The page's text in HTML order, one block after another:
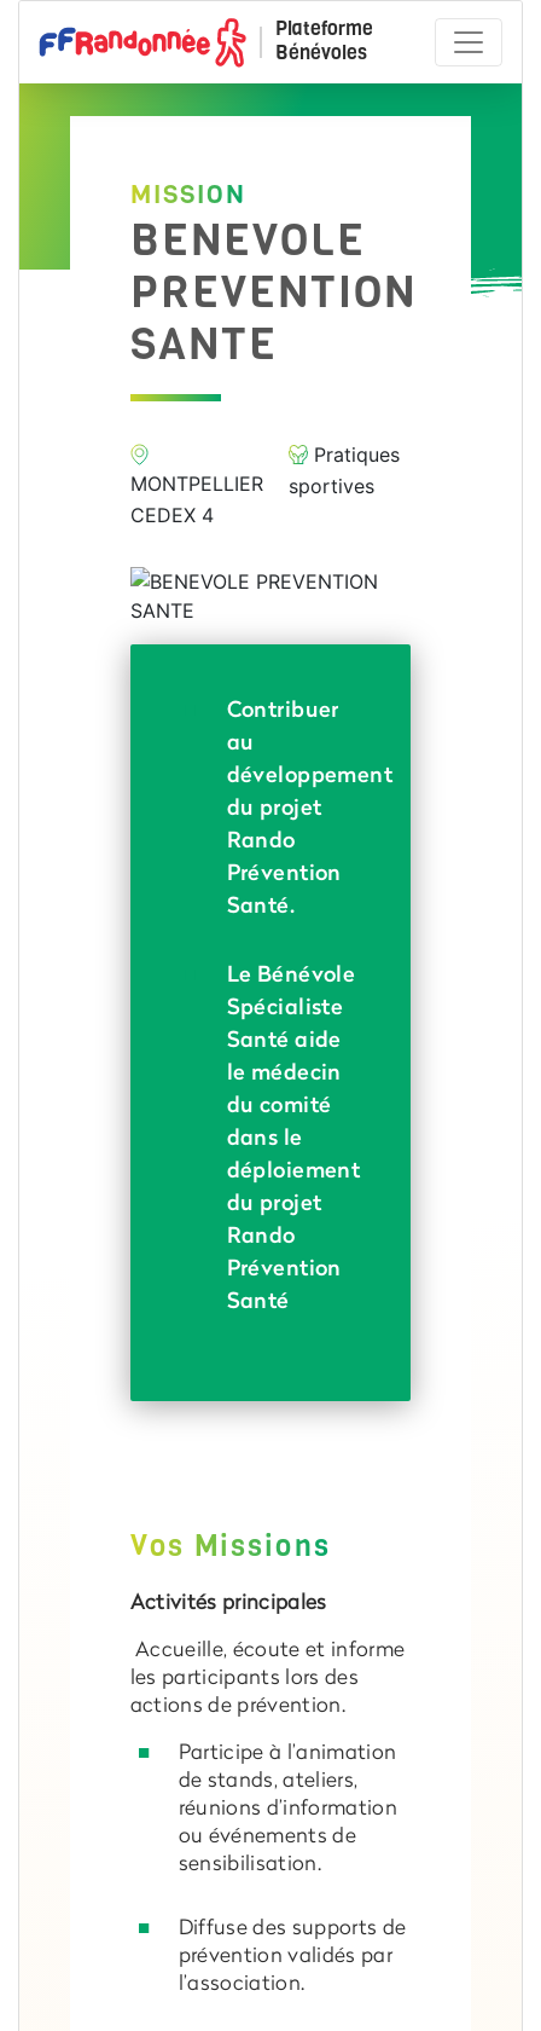
Plateforme
Bénévoles
MISSION
BENEVOLE
PREVENTION
SANTE
MONTPELLIER
CEDEX 4
Pratiques
sportives
Contribuer
au
développement
du projet
Rando
Prévention
Santé.
Le Bénévole
Spécialiste
Santé aide
le médecin
du comité
dans le
déploiement
du projet
Rando
Prévention
Santé
Vos Missions
Activités principales
Accueille, écoute et informe
les participants lors des
actions de prévention.
Participe à l’animation
de stands, ateliers,
réunions d’information
ou événements de
sensibilisation.
Diffuse des supports de
prévention validés par
l’association.